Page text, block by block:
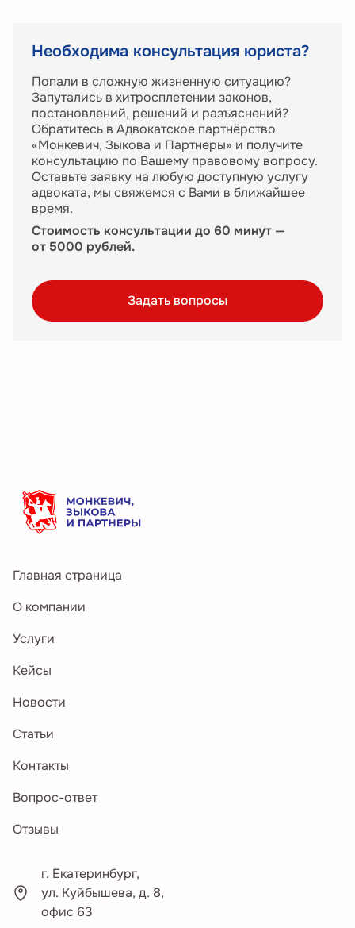
Необходима консультация юриста?
Попали в сложную жизненную ситуацию?
Запутались в хитросплетении законов,
постановлений, решений и разъяснений?
Обратитесь в Адвокатское партнёрство
«Монкевич, Зыкова и Партнеры» и получите
консультацию по Вашему правовому вопросу.
Оставьте заявку на любую доступную услугу
адвоката, мы свяжемся с Вами в ближайшее
время.
Стоимость консультации до 60 минут —
от 5000 рублей.
Задать вопросы
Главная страница
О компании
Услуги
Кейсы
Новости
Статьи
Контакты
Вопрос-ответ
Отзывы
г. Екатеринбург,
ул. Куйбышева, д. 8,
офис 63